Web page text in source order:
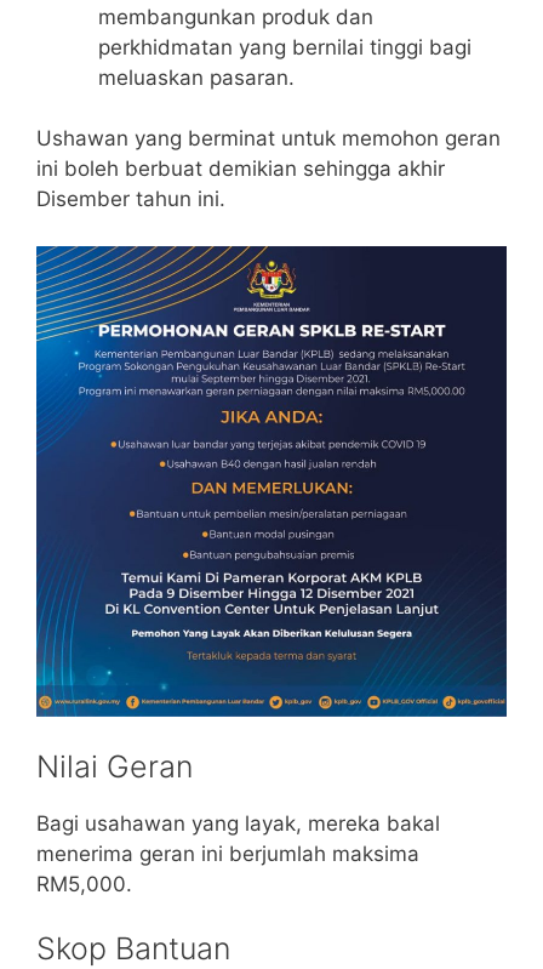
membangunkan produk dan
perkhidmatan yang bernilai tinggi bagi
meluaskan pasaran.
Ushawan yang berminat untuk memohon geran
ini boleh berbuat demikian sehingga akhir
Disember tahun ini.
Nilai Geran
Bagi usahawan yang layak, mereka bakal
menerima geran ini berjumlah maksima
RM5,000.
Skop Bantuan